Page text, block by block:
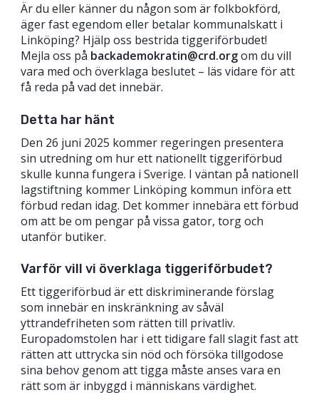
Är du eller känner du någon som är folkbokförd,
äger fast egendom eller betalar kommunalskatt i
Linköping? Hjälp oss bestrida tiggeriförbudet!
Mejla oss på backademokratin@crd.orgom du vill
vara med och överklaga beslutet – läs vidare för att
få reda på vad det innebär.
Detta har hänt
Den 26 juni 2025 kommer regeringen presentera
sin utredning om hur ett nationellt tiggeriförbud
skulle kunna fungera i Sverige. I väntan på nationell
lagstiftning kommer Linköping kommun införa ett
förbud redan idag. Det kommer innebära ett förbud
om att be om pengar på vissa gator, torg och
utanför butiker.
Varför vill vi överklaga tiggeriförbudet?
Ett tiggeriförbud är ett diskriminerande förslag
som innebär en inskränkning av såväl
yttrandefriheten som rätten till privatliv.
Europadomstolen har i ett tidigare fall slagit fast att
rätten att uttrycka sin nöd och försöka tillgodose
sina behov genom att tigga måste anses vara en
rätt som är inbyggd i människans värdighet.